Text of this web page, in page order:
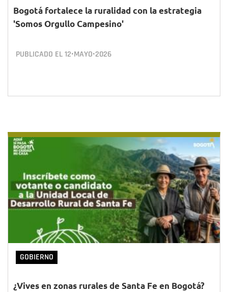
Bogotá fortalece la ruralidad con la estrategia
'Somos Orgullo Campesino'
PUBLICADO EL12•MAYO•2026
GOBIERNO
¿Vives en zonas rurales de Santa Fe en Bogotá?